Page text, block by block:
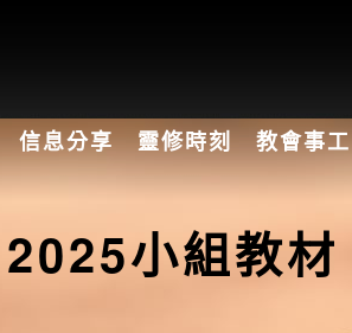
信息分享 靈修時刻 教會事工
2025小組教材